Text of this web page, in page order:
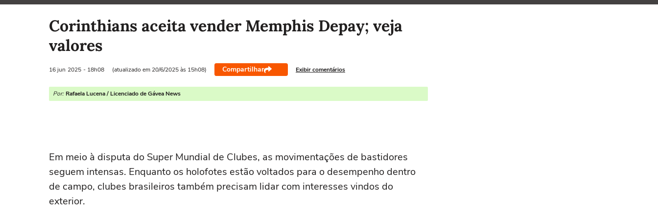
Selecione o time para ver as notícias
Corinthians aceita vender Memphis Depay; veja
valores
16 jun 2025 - 18h08 (atualizado em 20/6/2025 às 15h08) Compartilhar Exibir comentários
Por: Rafaela Lucena / Licenciado de Gávea News
Em meio à disputa do Super Mundial de Clubes, as movimentações de bastidores
seguem intensas. Enquanto os holofotes estão voltados para o desempenho dentro
de campo, clubes brasileiros também precisam lidar com interesses vindos do
exterior.